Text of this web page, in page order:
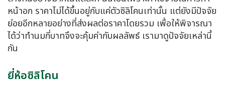
หน้าอก ราคาไม่ได้ขึ้นอยู่กับแค่ตัวซิลิโคนเท่านั้น แต่ยังมีปัจจัย
ย่อยอีกหลายอย่างที่ส่งผลต่อราคาโดยรวม เพื่อให้พิจารณา
ได้ว่าทำนมกี่บาทจึงจะคุ้มค่ากับผลลัพธ์ เรามาดูปัจจัยเหล่านี้
กัน
ยี่ห้อซิลิโคน